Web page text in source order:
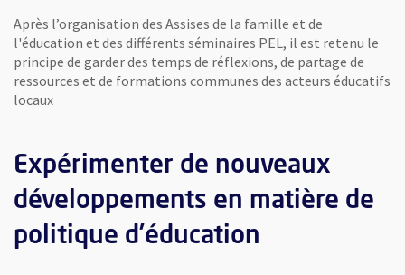
Après l’organisation des Assises de la famille et de
l'éducation et des différents séminaires PEL, il est retenu le
principe de garder des temps de réflexions, de partage de
ressources et de formations communes des acteurs éducatifs
locaux
Expérimenter de nouveaux
développements en matière de
politique d’éducation